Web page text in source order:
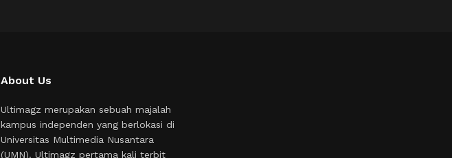
About Us
Ultimagz merupakan sebuah majalah
kampus independen yang berlokasi di
Universitas Multimedia Nusantara
(UMN). Ultimagz pertama kali terbit